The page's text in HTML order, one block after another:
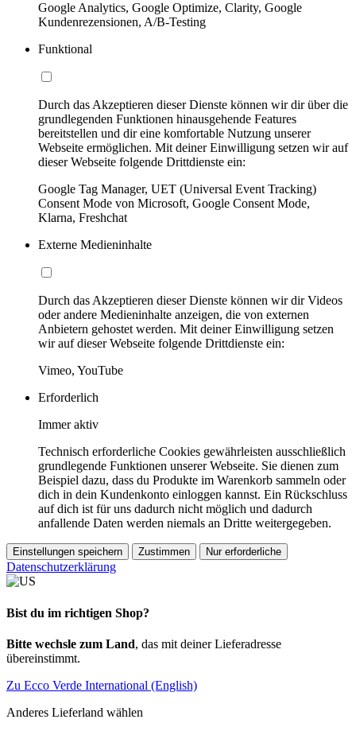
Google Analytics, Google Optimize, Clarity, Google
Kundenrezensionen, A/B-Testing
Funktional
Durch das Akzeptieren dieser Dienste können wir dir über die
grundlegenden Funktionen hinausgehende Features
bereitstellen und dir eine komfortable Nutzung unserer
Webseite ermöglichen. Mit deiner Einwilligung setzen wir auf
dieser Webseite folgende Drittdienste ein:
Google Tag Manager, UET (Universal Event Tracking)
Consent Mode von Microsoft, Google Consent Mode,
Klarna, Freshchat
Externe Medieninhalte
Durch das Akzeptieren dieser Dienste können wir dir Videos
oder andere Medieninhalte anzeigen, die von externen
Anbietern gehostet werden. Mit deiner Einwilligung setzen
wir auf dieser Webseite folgende Drittdienste ein:
Vimeo, YouTube
Erforderlich
Immer aktiv
Technisch erforderliche Cookies gewährleisten ausschließlich
grundlegende Funktionen unserer Webseite. Sie dienen zum
Beispiel dazu, dass du Produkte im Warenkorb sammeln oder
dich in dein Kundenkonto einloggen kannst. Ein Rückschluss
auf dich ist für uns dadurch nicht möglich und dadurch
anfallende Daten werden niemals an Dritte weitergegeben.
Einstellungen speichern Zustimmen Nur erforderliche
Datenschutzerklärung
Bist du im richtigen Shop?
Bitte wechsle zum Land, das mit deiner Lieferadresse
übereinstimmt.
Zu Ecco Verde International (English)
Anderes Lieferland wählen